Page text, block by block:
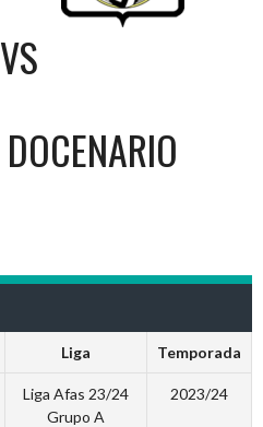
VS
DOCENARIO
Liga Temporada
Liga Afas 23/24
Grupo A
2023/24